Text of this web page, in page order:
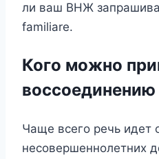
ли ваш ВНЖ
familiare.
Кого можно
Чаще всего речь идет
несовершеннолетних